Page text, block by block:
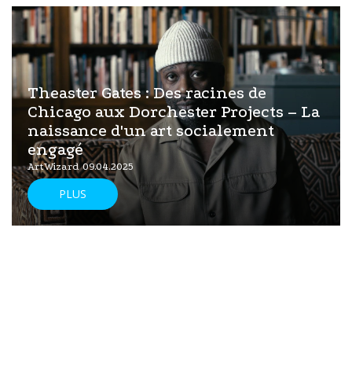
Theaster Gates : Des racines de
Chicago aux Dorchester Projects – La
naissance d'un art socialement
engagé
ArtWizard 09.04.2025
PLUS